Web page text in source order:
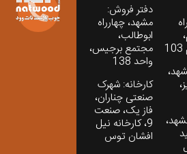
دفتر فروش:
مشهد، چهارراه
ابوطالب،
مجتمع برجیس،
واحد 138
کارخانه: شهرک
صنعتی چناران،
فاز یک، صنعت
9، کارخانه نیل
افشان توس